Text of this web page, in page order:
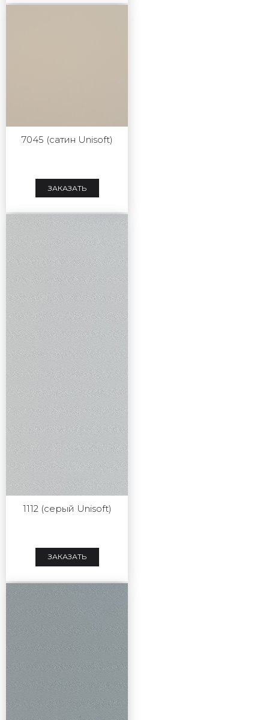
7045 (сатин Unisoft)
ЗАКАЗАТЬ
1112 (серый Unisoft)
ЗАКАЗАТЬ